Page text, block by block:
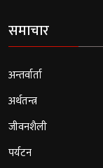
समाचार
अन्तर्वार्ता
अर्थतन्त्र
जीवनशैली
पर्यटन